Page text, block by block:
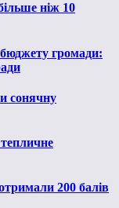
ніж 10
громади:
сонячну
200 балів